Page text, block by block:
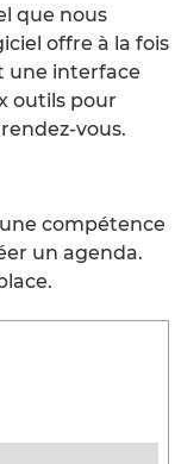
que nous
offre à la fois
une interface
outils pour
vous.
compétence
un agenda.